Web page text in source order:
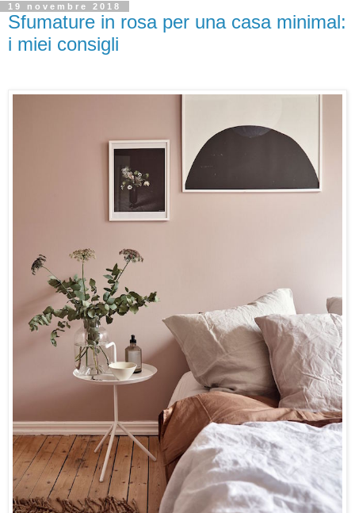
19 novembre 2018
Sfumature in rosa per una casa minimal:
i miei consigli